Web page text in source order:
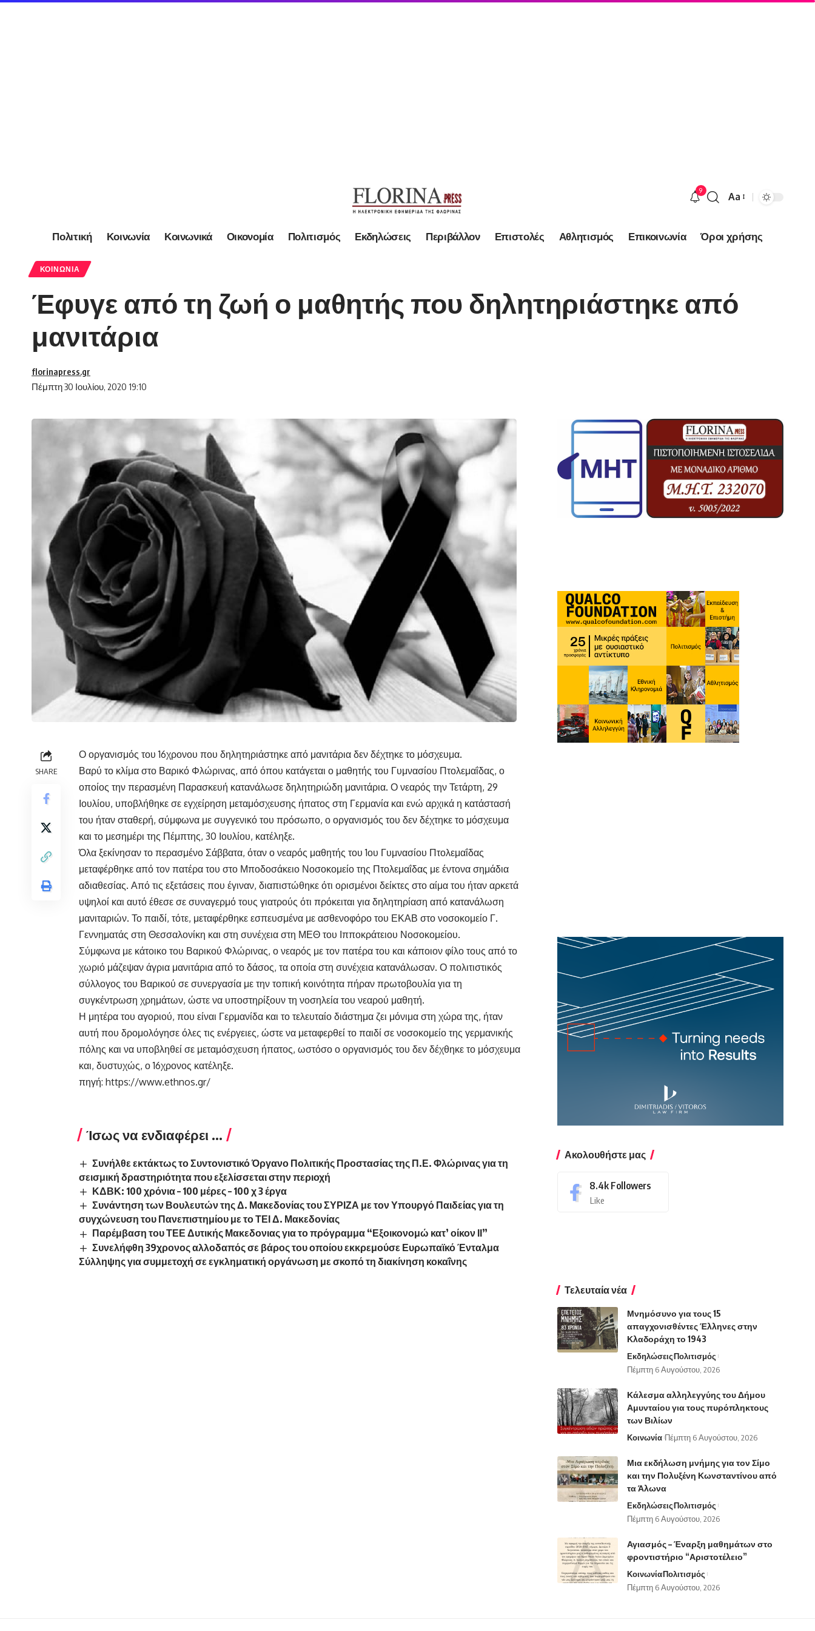
9
Font
Aa
Πολιτική Κοινωνία Κοινωνικά Οικονομία Πολιτισμός Εκδηλώσεις Περιβάλλον Επιστολές Αθλητισμός Επικοινωνία Όροι χρήσης
ΚΟΙΝΩΝΊΑ
Έφυγε από τη ζωή ο μαθητής που δηλητηριάστηκε από
μανιτάρια
Πέμπτη 30 Ιουλίου, 2020 19:10
florinapress.gr
SHARE
Ο οργανισμός του 16χρονου που δηλητηριάστηκε από μανιτάρια δεν δέχτηκε το μόσχευμα.
Βαρύ το κλίμα στο Βαρικό Φλώρινας, από όπου κατάγεται ο μαθητής του Γυμνασίου Πτολεμαΐδας, ο
οποίος την περασμένη Παρασκευή κατανάλωσε δηλητηριώδη μανιτάρια. Ο νεαρός την Τετάρτη, 29
Ιουλίου, υποβλήθηκε σε εγχείρηση μεταμόσχευσης ήπατος στη Γερμανία και ενώ αρχικά η κατάστασή
του ήταν σταθερή, σύμφωνα με συγγενικό του πρόσωπο, ο οργανισμός του δεν δέχτηκε το μόσχευμα
και το μεσημέρι της Πέμπτης, 30 Ιουλίου, κατέληξε.
Όλα ξεκίνησαν το περασμένο Σάββατα, όταν ο νεαρός μαθητής του 1ου Γυμνασίου Πτολεμαΐδας
μεταφέρθηκε από τον πατέρα του στο Μποδοσάκειο Νοσοκομείο της Πτολεμαΐδας με έντονα σημάδια
αδιαθεσίας. Από τις εξετάσεις που έγιναν, διαπιστώθηκε ότι ορισμένοι δείκτες στο αίμα του ήταν αρκετά
υψηλοί και αυτό έθεσε σε συναγερμό τους γιατρούς ότι πρόκειται για δηλητηρίαση από κατανάλωση
μανιταριών. Το παιδί, τότε, μεταφέρθηκε εσπευσμένα με ασθενοφόρο του ΕΚΑΒ στο νοσοκομείο Γ.
Γεννηματάς στη Θεσσαλονίκη και στη συνέχεια στη ΜΕΘ του Ιπποκράτειου Νοσοκομείου.
Σύμφωνα με κάτοικο του Βαρικού Φλώρινας, ο νεαρός με τον πατέρα του και κάποιον φίλο τους από το
χωριό μάζεψαν άγρια μανιτάρια από το δάσος, τα οποία στη συνέχεια κατανάλωσαν. Ο πολιτιστικός
σύλλογος του Βαρικού σε συνεργασία με την τοπική κοινότητα πήραν πρωτοβουλία για τη
συγκέντρωση χρημάτων, ώστε να υποστηρίξουν τη νοσηλεία του νεαρού μαθητή.
Η μητέρα του αγοριού, που είναι Γερμανίδα και το τελευταίο διάστημα ζει μόνιμα στη χώρα της, ήταν
αυτή που δρομολόγησε όλες τις ενέργειες, ώστε να μεταφερθεί το παιδί σε νοσοκομείο της γερμανικής
πόλης και να υποβληθεί σε μεταμόσχευση ήπατος, ωστόσο ο οργανισμός του δεν δέχθηκε το μόσχευμα
και, δυστυχώς, ο 16χρονος κατέληξε.
πηγή: https://www.ethnos.gr/
Ίσως να ενδιαφέρει ...
Συνήλθε εκτάκτως το Συντονιστικό Όργανο Πολιτικής Προστασίας της Π.Ε. Φλώρινας για τη
σεισμική δραστηριότητα που εξελίσσεται στην περιοχή
ΚΔΒΚ: 100 χρόνια – 100 μέρες – 100 χ 3 έργα
Συνάντηση των Βουλευτών της Δ. Μακεδονίας του ΣΥΡΙΖΑ με τον Υπουργό Παιδείας για τη
συγχώνευση του Πανεπιστημίου με το ΤΕΙ Δ. Μακεδονίας
Παρέμβαση του ΤΕΕ Δυτικής Μακεδονιας για το πρόγραμμα “Εξοικονομώ κατ’ οίκον ΙΙ”
Συνελήφθη 39χρονος αλλοδαπός σε βάρος του οποίου εκκρεμούσε Ευρωπαϊκό Ένταλμα
Σύλληψης για συμμετοχή σε εγκληματική οργάνωση με σκοπό τη διακίνηση κοκαΐνης
Ακολουθήστε μας
8.4k Followers
Like
Τελευταία νέα
Μνημόσυνο για τους 15
απαγχονισθέντες Έλληνες στην
Κλαδοράχη το 1943
ΕκδηλώσειςΠολιτισμός
Πέμπτη 6 Αυγούστου, 2026
Κάλεσμα αλληλεγγύης του Δήμου
Αμυνταίου για τους πυρόπληκτους
των Βιλίων
Κοινωνία Πέμπτη 6 Αυγούστου, 2026
Μια εκδήλωση μνήμης για τον Σίμο
και την Πολυξένη Κωνσταντίνου από
τα Άλωνα
ΕκδηλώσειςΠολιτισμός
Πέμπτη 6 Αυγούστου, 2026
Αγιασμός – Έναρξη μαθημάτων στο
φροντιστήριο “Αριστοτέλειο”
ΚοινωνίαΠολιτισμός
Πέμπτη 6 Αυγούστου, 2026